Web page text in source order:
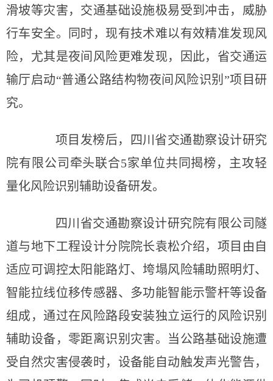
滑坡等灾害，交通基础设施极易受到冲击，威胁
行车安全。同时，现有技术难以有效精准发现风
险，尤其是夜间风险更难发现，因此，省交通运
输厅启动“普通公路结构物夜间风险识别”项目研
究。
项目发榜后，四川省交通勘察设计研究
院有限公司牵头联合5家单位共同揭榜，主攻轻
量化风险识别辅助设备研发。
四川省交通勘察设计研究院有限公司隧
道与地下工程设计分院院长袁松介绍，项目由自
适应可调控太阳能路灯、垮塌风险辅助照明灯、
智能拉线位移传感器、多功能智能示警杆等设备
组成，通过在风险路段安装独立运行的风险识别
辅助设备，零距离识别灾害。当公路基础设施遭
受自然灾害侵袭时，设备能自动触发声光警告，